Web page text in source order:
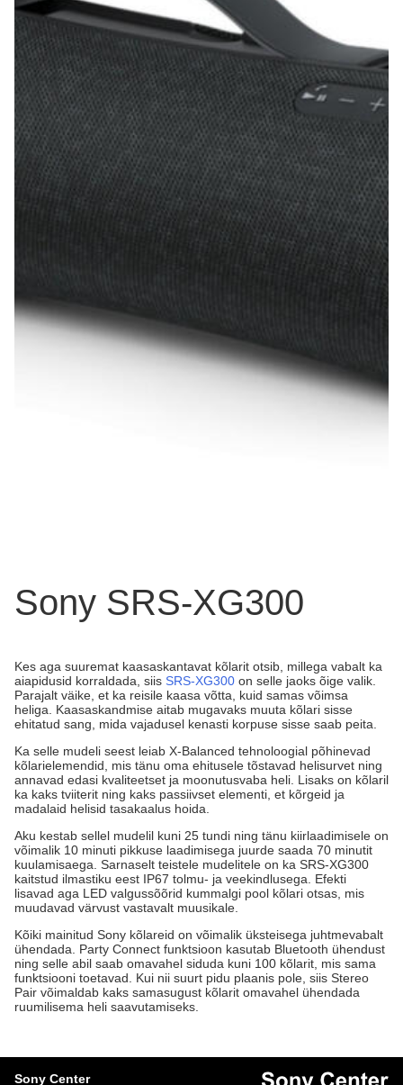
Sony SRS-XG300
Kes aga suuremat kaasaskantavat kõlarit otsib, millega vabalt ka
aiapidusid korraldada, siis SRS-XG300 on selle jaoks õige valik.
Parajalt väike, et ka reisile kaasa võtta, kuid samas võimsa
heliga. Kaasaskandmise aitab mugavaks muuta kõlari sisse
ehitatud sang, mida vajadusel kenasti korpuse sisse saab peita.
Ka selle mudeli seest leiab X-Balanced tehnoloogial põhinevad
kõlarielemendid, mis tänu oma ehitusele tõstavad helisurvet ning
annavad edasi kvaliteetset ja moonutusvaba heli. Lisaks on kõlaril
ka kaks tviiterit ning kaks passiivset elementi, et kõrgeid ja
madalaid helisid tasakaalus hoida.
Aku kestab sellel mudelil kuni 25 tundi ning tänu kiirlaadimisele on
võimalik 10 minuti pikkuse laadimisega juurde saada 70 minutit
kuulamisaega. Sarnaselt teistele mudelitele on ka SRS-XG300
kaitstud ilmastiku eest IP67 tolmu- ja veekindlusega. Efekti
lisavad aga LED valgussõõrid kummalgi pool kõlari otsas, mis
muudavad värvust vastavalt muusikale.
Kõiki mainitud Sony kõlareid on võimalik üksteisega juhtmevabalt
ühendada. Party Connect funktsioon kasutab Bluetooth ühendust
ning selle abil saab omavahel siduda kuni 100 kõlarit, mis sama
funktsiooni toetavad. Kui nii suurt pidu plaanis pole, siis Stereo
Pair võimaldab kaks samasugust kõlarit omavahel ühendada
ruumilisema heli saavutamiseks.
Sony Center